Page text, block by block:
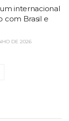
internacional
com Brasil e
DE 2026